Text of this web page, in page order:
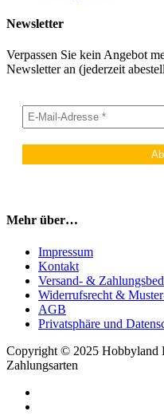
Newsletter
Verpassen Sie kein Angebot
Newsletter an (jederzeit
Mehr über…
Impressum
Kontakt
Versand- &
Widerrufsrecht &
AGB
Privatsphäre und
Copyright © 2025 Hobbyland
Zahlungsarten